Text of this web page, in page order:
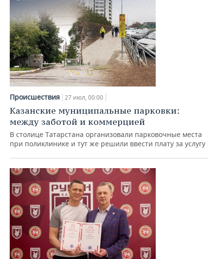
Происшествия 27 июл, 00:00
Казанские муниципальные парковки:
между заботой и коммерцией
В столице Татарстана организовали парковочные места
при поликлинике и тут же решили ввести плату за услугу